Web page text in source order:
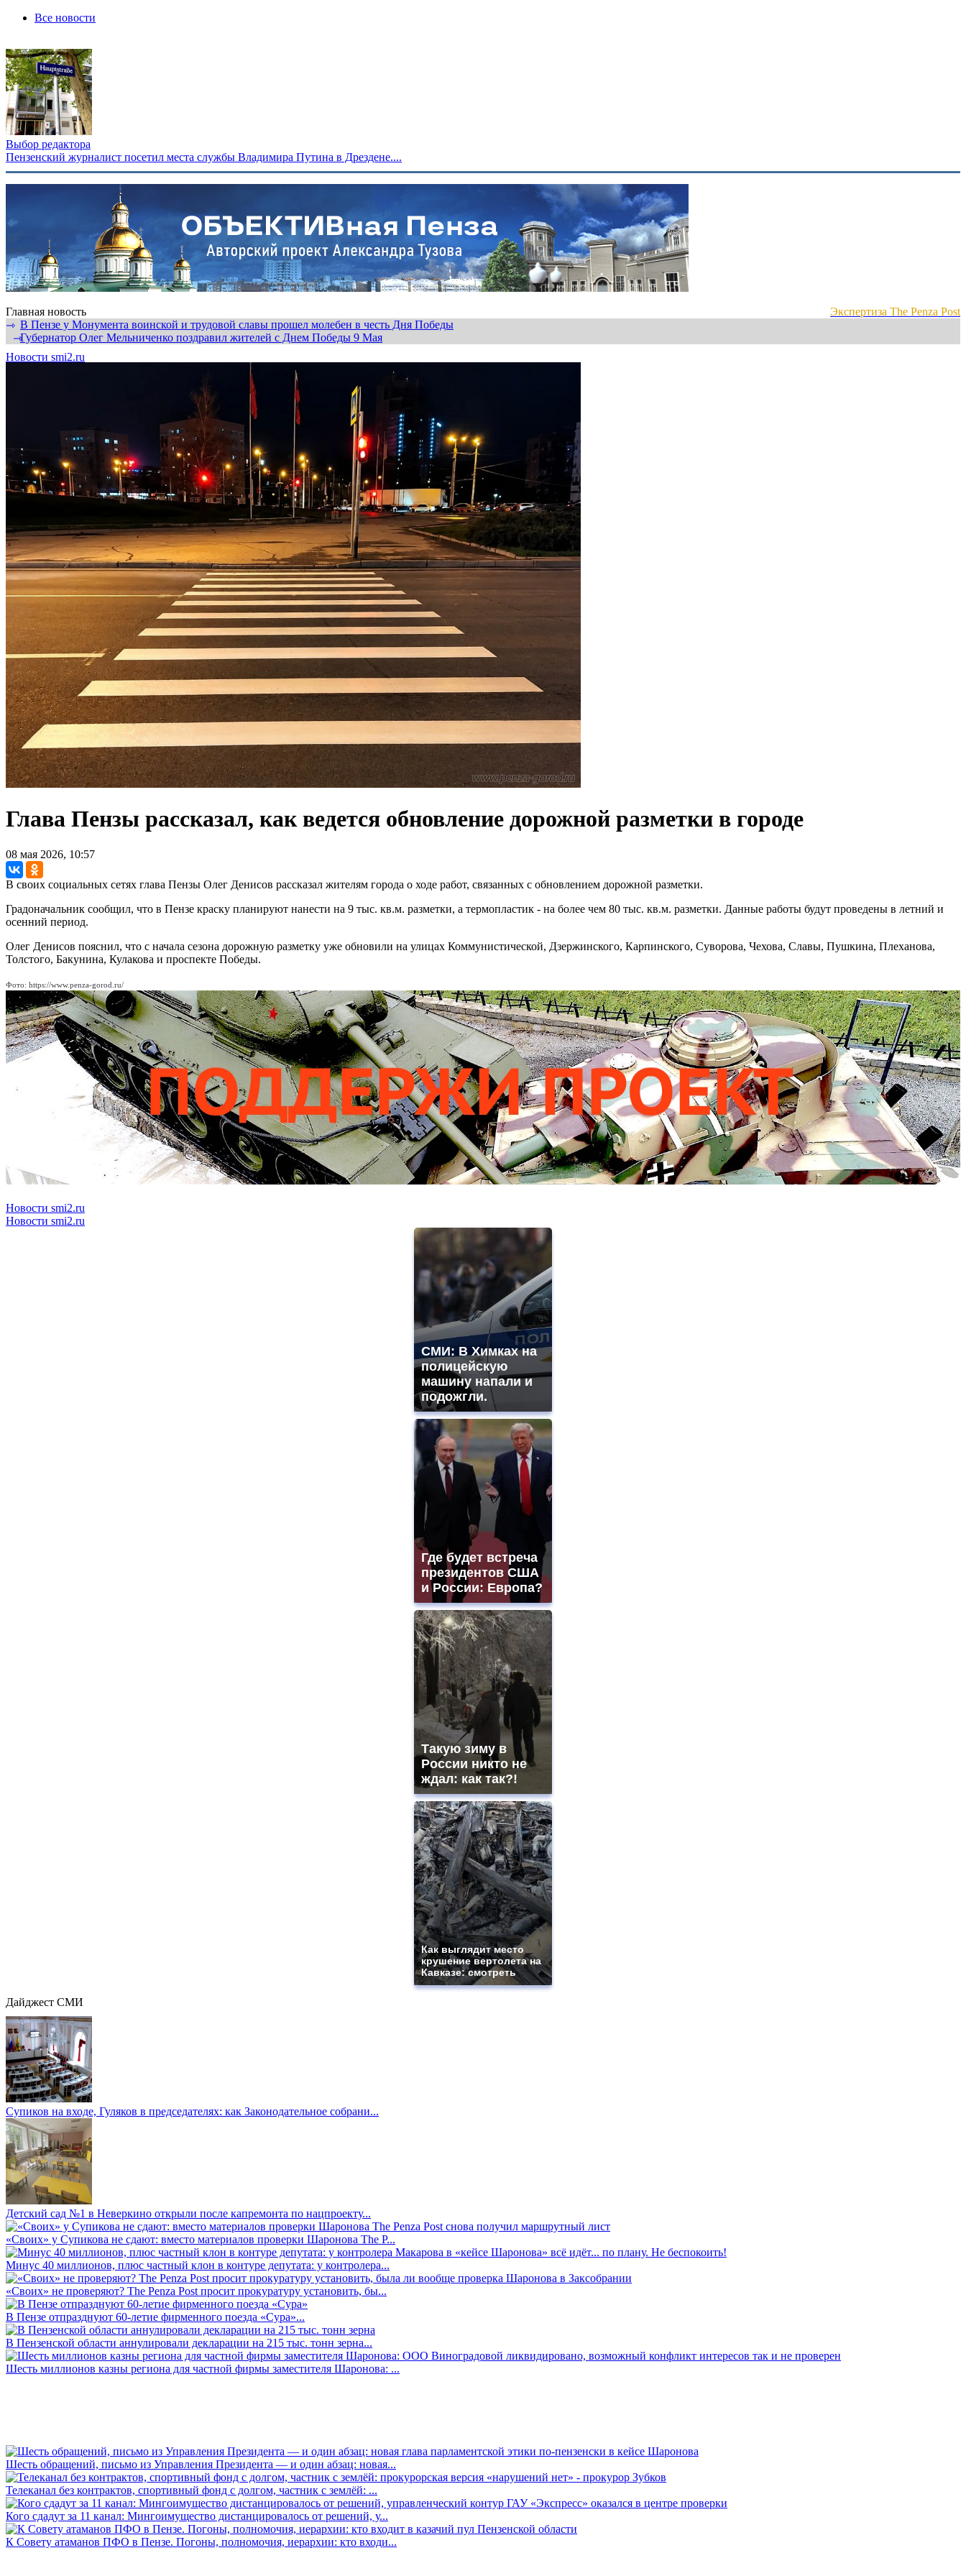
Все новости
Выбор редактора
Пензенский журналист посетил места службы Владимира Путина в Дрездене....
Главная новость
Экспертиза The Penza Post
⇾ В Пензе у Монумента воинской и трудовой славы прошел молебен в честь Дня Победы
⇾Губернатор Олег Мельниченко поздравил жителей с Днем Победы 9 Мая
Новости smi2.ru
Глава Пензы рассказал, как ведется обновление дорожной разметки в городе
08 мая 2026, 10:57
В своих социальных сетях глава Пензы Олег Денисов рассказал жителям города о ходе работ, связанных с обновлением дорожной разметки.
Градоначальник сообщил, что в Пензе краску планируют нанести на 9 тыс. кв.м. разметки, а термопластик - на более чем 80 тыс. кв.м. разметки. Данные работы будут проведены в летний и
осенний период.
Олег Денисов пояснил, что с начала сезона дорожную разметку уже обновили на улицах Коммунистической, Дзержинского, Карпинского, Суворова, Чехова, Славы, Пушкина, Плеханова,
Толстого, Бакунина, Кулакова и проспекте Победы.
Фото: https://www.penza-gorod.ru/
Новости smi2.ru
Новости smi2.ru
СМИ: В Химках на
полицейскую
машину напали и
подожгли.
Где будет встреча
президентов США
и России: Европа?
Такую зиму в
России никто не
ждал: как так?!
Как выглядит место
крушение вертолета на
Кавказе: смотреть
Дайджест СМИ
Супиков на входе, Гуляков в председателях: как Законодательное собрани...
Детский сад №1 в Неверкино открыли после капремонта по нацпроекту...
«Своих» у Супикова не сдают: вместо материалов проверки Шаронова The P...
Минус 40 миллионов, плюс частный клон в контуре депутата: у контролера...
«Своих» не проверяют? The Penza Post просит прокуратуру установить, бы...
В Пензе отпразднуют 60-летие фирменного поезда «Сура»...
В Пензенской области аннулировали декларации на 215 тыс. тонн зерна...
Шесть миллионов казны региона для частной фирмы заместителя Шаронова: ...
Шесть обращений, письмо из Управления Президента — и один абзац: новая...
Телеканал без контрактов, спортивный фонд с долгом, частник с землёй: ...
Кого сдадут за 11 канал: Мингоимущество дистанцировалось от решений, у...
К Совету атаманов ПФО в Пензе. Погоны, полномочия, иерархии: кто входи...